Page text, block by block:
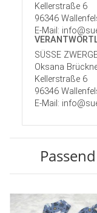
Kellerstraße 6
96346
E-Mail:
SÜSSE
Oksana
Kellerstraße 6
96346
E-Mail: